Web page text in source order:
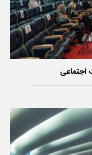
اجتماعی